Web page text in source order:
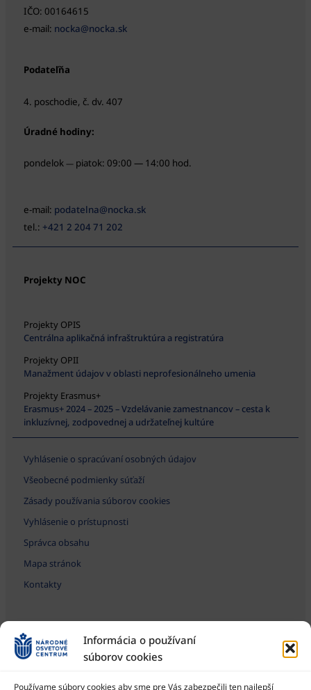
Informácia o používaní
súborov cookies
Používame súbory cookies aby sme pre Vás zabezpečili ten najlepší
IČO: 00164615
e-mail: nocka@nocka.sk
Podateľňa
4. poschodie, č. dv. 407
Úradné hodiny:
pondelok — piatok: 09:00 — 14:00 hod.
e-mail: podatelna@nocka.sk
tel.: +421 2 204 71 202
Projekty NOC
Projekty OPIS
Centrálna aplikačná infraštruktúra a registratúra
Projekty OPII
Manažment údajov v oblasti neprofesionálneho umenia
Projekty Erasmus+
Erasmus+ 2024 – 2025 – Vzdelávanie zamestnancov – cesta k
inkluzívnej, zodpovednej a udržateľnej kultúre
Vyhlásenie o spracúvaní osobných údajov
Všeobecné podmienky súťaží
Zásady používania súborov cookies
Vyhlásenie o prístupnosti
Správca obsahu
Mapa stránok
Kontakty